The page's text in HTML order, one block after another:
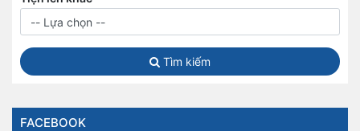
Tìm kiếm
FACEBOOK